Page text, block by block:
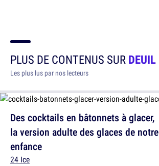
PLUS DE CONTENUS SURDEUIL
Les plus lus par nos lecteurs
Des cocktails en bâtonnets à glacer,
la version adulte des glaces de notre
enfance
24 Ice